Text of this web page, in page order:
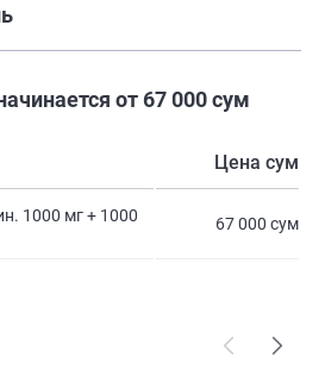
от 67 000 сум
Цена сум
1000 мг + 1000
67 000 сум